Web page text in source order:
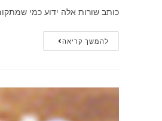
כותב שורות אלה ידוע כמי
להמשך קריאה